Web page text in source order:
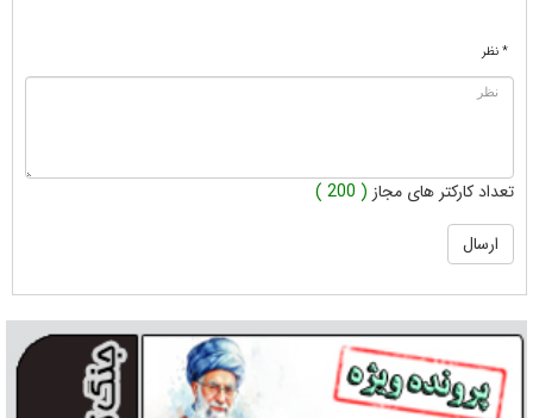
* نظر
تعداد کارکتر های مجاز ( 200 )